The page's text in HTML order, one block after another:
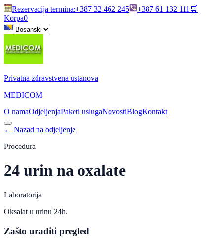
Rezervacija termina:+387 32 462 245 +387 61 132 111 🛒
Korpa0
Privatna zdravstvena ustanova
MEDICOM
O namaOdjeljenjaPaketi uslugaNovostiBlogKontakt
← Nazad na odjeljenje
Procedura
24 urin na oxalate
Laboratorija
Oksalat u urinu 24h.
Zašto uraditi pregled